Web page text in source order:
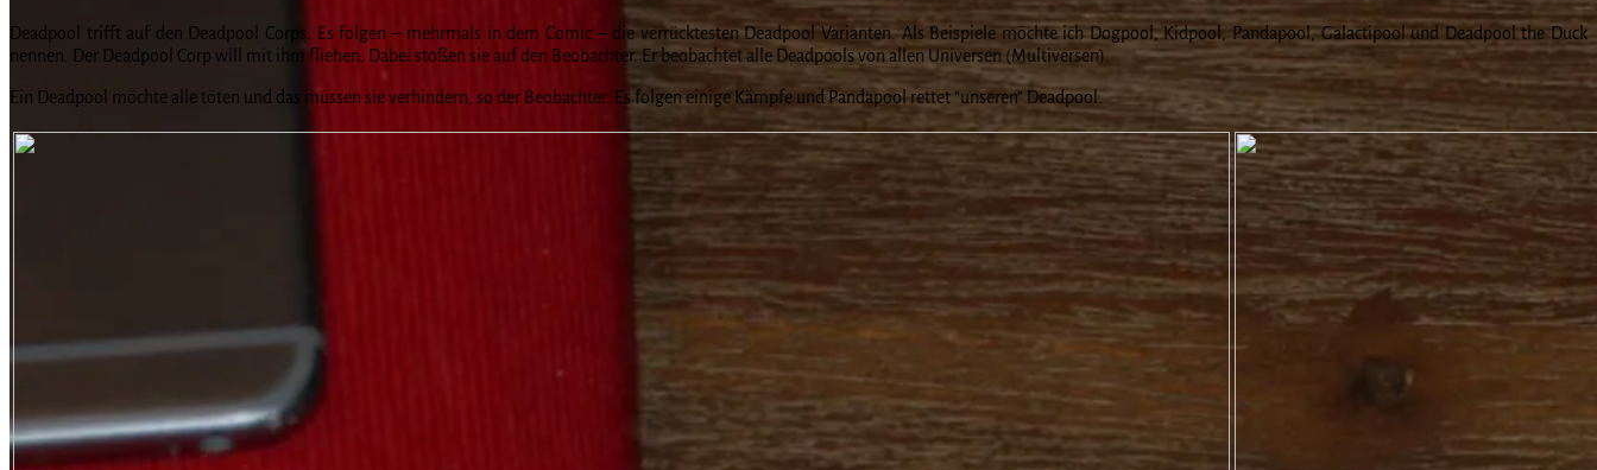
Deadpool trifft auf den Deadpool Corps. Es folgen – mehrmals in dem Comic – die verrücktesten Deadpool Varianten. Als Beispiele möchte ich Dogpool, Kidpool, Pandapool, Galactipool und Deadpool the Duck
nennen. Der Deadpool Corp will mit ihm fliehen. Dabei stoßen sie auf den Beobachter. Er beobachtet alle Deadpools von allen Universen (Multiversen).
Ein Deadpool möchte alle töten und das müssen sie verhindern, so der Beobachter. Es folgen einige Kämpfe und Pandapool rettet “unseren” Deadpool.